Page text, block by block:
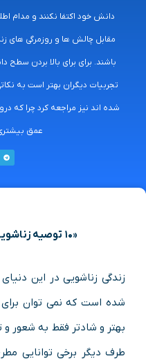
دانش خود اکتفا نکنند و مدام
مقابل چالش ها و روزمرگی های
باشند. برای برای بالا بردن سطح
تجربیات دیگران بهتر است به
شده اند نیز مراجعه کرد چرا که
عمق
«۱۰ توصیه زناشویی از ۱۰ کتاب برتر دنیا»
زندگی زناشویی در این
شده است که نمی توان برای
بهتر و شادتر فقط به شعور
طرف دیگر برخی توانایی